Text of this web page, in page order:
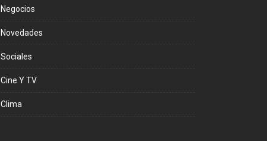
Negocios
Novedades
Sociales
Cine Y TV
Clima